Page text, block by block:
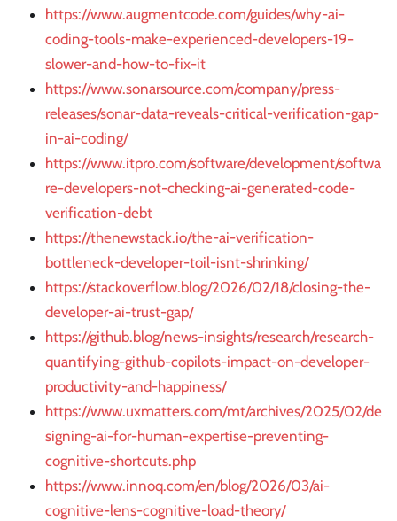
https://www.augmentcode.com/guides/why-ai-
coding-tools-make-experienced-developers-19-
slower-and-how-to-fix-it
https://www.sonarsource.com/company/press-
releases/sonar-data-reveals-critical-verification-gap-
in-ai-coding/
https://www.itpro.com/software/development/softwa
re-developers-not-checking-ai-generated-code-
verification-debt
https://thenewstack.io/the-ai-verification-
bottleneck-developer-toil-isnt-shrinking/
https://stackoverflow.blog/2026/02/18/closing-the-
developer-ai-trust-gap/
https://github.blog/news-insights/research/research-
quantifying-github-copilots-impact-on-developer-
productivity-and-happiness/
https://www.uxmatters.com/mt/archives/2025/02/de
signing-ai-for-human-expertise-preventing-
cognitive-shortcuts.php
https://www.innoq.com/en/blog/2026/03/ai-
cognitive-lens-cognitive-load-theory/